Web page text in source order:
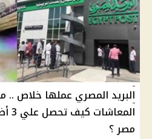
البريد المصري عملها خلاص ..
مصر ؟